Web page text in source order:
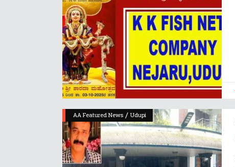
AA Featured News / Udupi